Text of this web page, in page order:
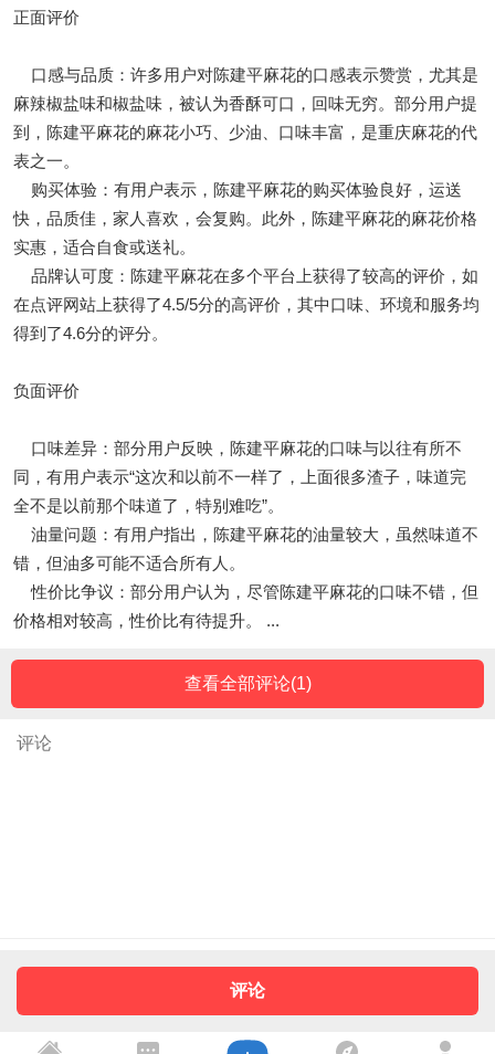
正面评价
口感与品质：许多用户对陈建平麻花的口感表示赞赏，尤其是
麻辣椒盐味和椒盐味，被认为香酥可口，回味无穷。部分用户提
到，陈建平麻花的麻花小巧、少油、口味丰富，是重庆麻花的代
表之一。
购买体验：有用户表示，陈建平麻花的购买体验良好，运送
快，品质佳，家人喜欢，会复购。此外，陈建平麻花的麻花价格
实惠，适合自食或送礼。
品牌认可度：陈建平麻花在多个平台上获得了较高的评价，如
在点评网站上获得了4.5/5分的高评价，其中口味、环境和服务均
得到了4.6分的评分。
负面评价
口味差异：部分用户反映，陈建平麻花的口味与以往有所不
同，有用户表示“这次和以前不一样了，上面很多渣子，味道完
全不是以前那个味道了，特别难吃”。
油量问题：有用户指出，陈建平麻花的油量较大，虽然味道不
错，但油多可能不适合所有人。
性价比争议：部分用户认为，尽管陈建平麻花的口味不错，但
价格相对较高，性价比有待提升。 ...
查看全部评论(1)
评论